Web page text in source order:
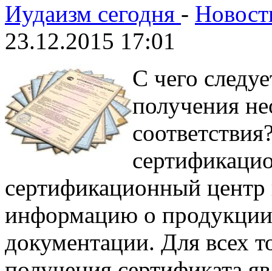
Иудаизм сегодня -
23.12.2015 17:01
С чего
получения
сертификационный центр
информацию о
документации. Для всех